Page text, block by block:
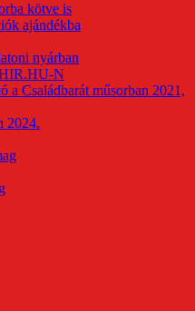
kötve is
ajándékba
nyárban
N
a Családbarát műsorban 2021,
2024.